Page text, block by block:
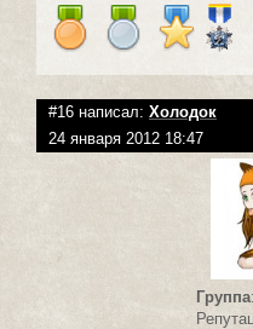
#16 написал: Холодок
24 января 2012 18:47
Группа: